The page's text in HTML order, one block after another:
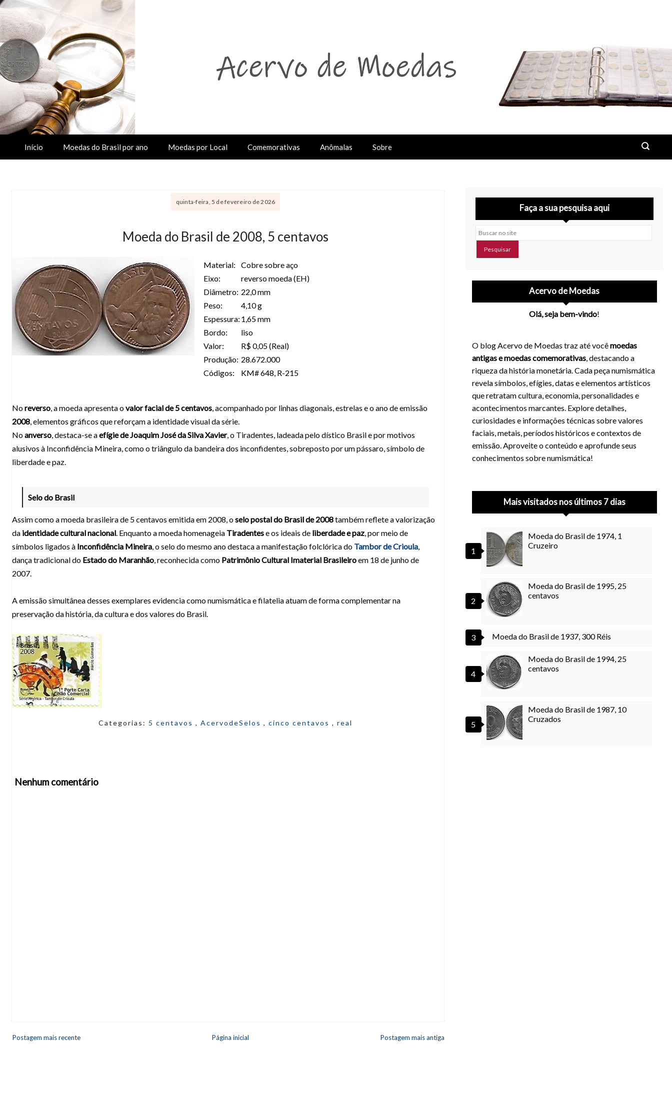
Início Moedas do Brasil por ano Moedas por Local Comemorativas Anômalas Sobre
quinta-feira, 5 de fevereiro de 2026
Moeda do Brasil de 2008, 5 centavos
Material:
Eixo:
Diâmetro:
Peso:
Espessura:
Bordo:
Valor:
Produção:
Códigos:
Cobre sobre aço
reverso moeda (EH)
22,0 mm
4,10 g
1,65 mm
liso
R$ 0,05 (Real)
28.672.000
KM# 648, R-215
Noreverso , a moeda apresenta ovalor facial de 5 centavos , acompanhado por linhas diagonais, estrelas e o ano de emissão
2008 , elementos gráficos que reforçam a identidade visual da série.
Noanverso , destaca-se aefígie de Joaquim José da Silva Xavier, o Tiradentes, ladeada pelo dístico Brasil e por motivos
alusivos à Inconfidência Mineira, como o triângulo da bandeira dos inconfidentes, sobreposto por um pássaro, símbolo de
liberdade e paz.
Selo do Brasil
Assim como amoeda brasileira de 5 centavos emitida em 2008 , oselo postal do Brasil de 2008também reflete a valorização
da identidade cultural nacional . Enquanto a moeda homenageia Tiradentese os ideais de liberdade e paz , por meio de
símbolos ligados à Inconfidência Mineira , o selo do mesmo ano destaca a manifestação folclórica do Tambor de Crioula
dança tradicional do Estado do Maranhão , reconhecida como Patrimônio Cultural Imaterial Brasileiroem 18 de junho de
2007
A emissão simultânea desses exemplares evidencia comonumismática e filateliaatuam de forma complementar na
preservação da história, da cultura e dos valores do Brasil.
Categorias: 5 centavos , AcervodeSelos , cinco centavos , real
Nenhum comentário
Postagem mais recente Postagem mais antiga
Página inicial
Faça a sua pesquisa aqui
Buscar no site
Acervo de Moedas
Olá, seja bem-vindo!
O blog Acervo de Moedas traz até vocêmoedas
antigas e moedas comemorativas, destacando a
riqueza da história monetária. Cada peça numismática
revela símbolos, efígies, datas e elementos artísticos
que retratam cultura, economia, personalidades e
acontecimentos marcantes. Explore detalhes,
curiosidades e informações técnicas sobre valores
faciais, metais, períodos históricos e contextos de
emissão. Aproveite o conteúdo e aprofunde seus
conhecimentos sobre numismática!
Mais visitados nos últimos 7 dias
Moeda do Brasil de 1974, 1
Cruzeiro
Moeda do Brasil de 1995, 25
centavos
Moeda do Brasil de 1937, 300 Réis
Moeda do Brasil de 1994, 25
centavos
Moeda do Brasil de 1987, 10
Cruzados